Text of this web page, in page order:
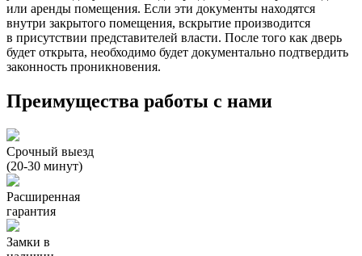
или аренды помещения. Если эти документы находятся
внутри закрытого помещения, вскрытие производится
в присутствии представителей власти. После того как дверь
будет открыта, необходимо будет документально подтвердить
законность проникновения.
Преимущества работы с нами
Срочный выезд
(20-30 минут)
Расширенная
гарантия
Замки в